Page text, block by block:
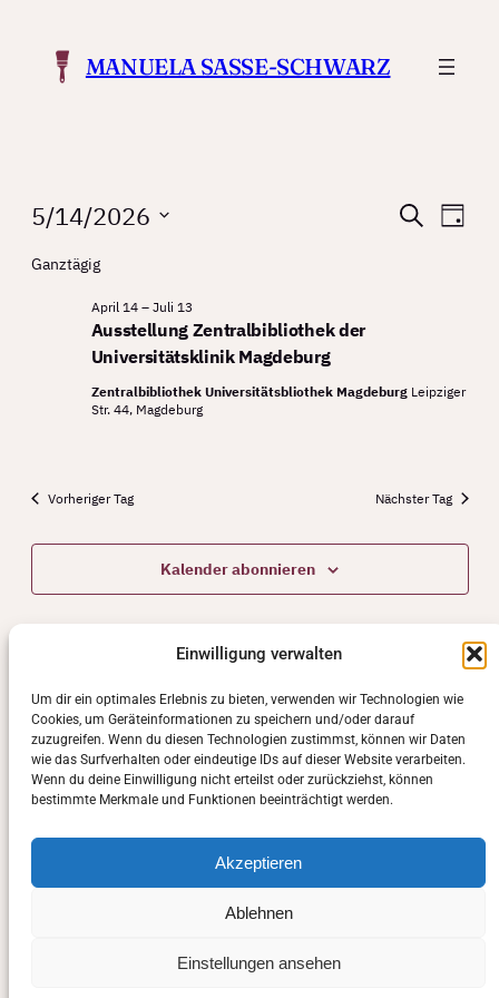
Einwilligung verwalten
Um dir ein optimales Erlebnis zu bieten, verwenden wir Technologien wie
Cookies, um Geräteinformationen zu speichern und/oder darauf
zuzugreifen. Wenn du diesen Technologien zustimmst, können wir Daten
wie das Surfverhalten oder eindeutige IDs auf dieser Website verarbeiten.
Wenn du deine Einwilligung nicht erteilst oder zurückziehst, können
bestimmte Merkmale und Funktionen beeinträchtigt werden.
Akzeptieren
Ablehnen
Einstellungen ansehen
MANUELA SASSE-SCHWARZ
Veranstaltungen
for
Mai
2026
Suche
Tag
5/14/2026
wählen.
Ganztägig
Ausstellung Zentralbibliothek der
Universitätsklinik Magdeburg
April 14– Juli 13
Zentralbibliothek Universitätsbliothek Magdeburg Leipziger
Str. 44, Magdeburg
Vorheriger Tag Nächster Tag
Kalender abonnieren